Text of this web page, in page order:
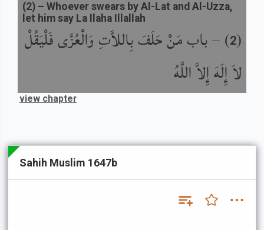
(
2
) –باب مَنْ حَلَفَ بِاللاَّتِ وَالْعُزَّى فَلْيَقُلْ
لاَ إِلَهَ إِلاَّ اللَّهُ
(2) – Whoever swears by Al-Lat and Al-Uzza,
let him say La Ilaha Illallah
view chapter
Sahih Muslim 1647b